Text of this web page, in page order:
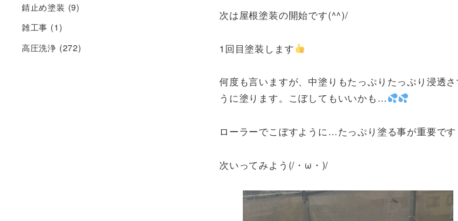
次は屋根塗装の開始です(^^)/
1回目塗装します
何度も言いますが、中塗りもたっぷりたっぷり浸透さ
うに塗ります。こぼしてもいいかも…
ローラーでこぼすように…たっぷり塗る事が重要です
次いってみよう(/・ω・)/
錆止め塗装 (9)
雑工事 (1)
高圧洗浄 (272)